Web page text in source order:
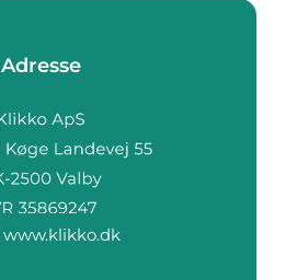
Adresse
www.klikko.dk